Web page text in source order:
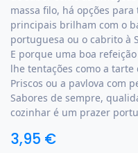
massa filo, há opções
principais brilham com o
portuguesa ou o cabrito à
E porque uma boa
lhe tentações como a
Priscos ou a pavlova com
Sabores de sempre,
cozinhar é um prazer
3,95 €